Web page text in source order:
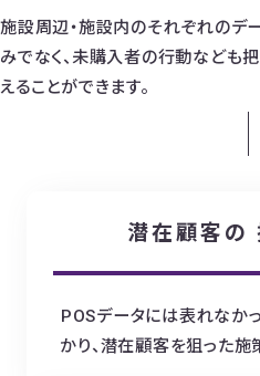
施設周辺・施設内のそれぞれのデ
みでなく、未購入者の行動なども
えることができます。
潜在顧客の
POSデータには表れなか
かり、潜在顧客を狙った施